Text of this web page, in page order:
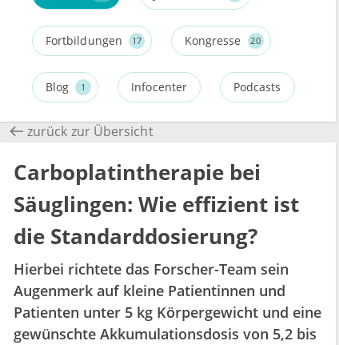
Fortbildungen 17 Kongresse 20
Blog 1 Infocenter Podcasts
zurück zur Übersicht
Carboplatintherapie bei
Säuglingen: Wie effizient ist
die Standarddosierung?
Hierbei richtete das Forscher-Team sein
Augenmerk auf kleine Patientinnen und
Patienten unter 5 kg Körpergewicht und eine
gewünschte Akkumulationsdosis von 5,2 bis